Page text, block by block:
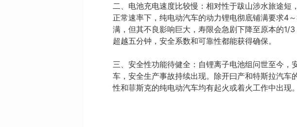
二、电池充电速度比较慢：相对性于跋山涉水旅途
正常速率下，纯电动汽车的动力锂电彻底铺满要求4
满，但其不良影响巨大，寿限会急剧下降至原本的1/
超越五分钟，安全系数和可靠性都能获得确保。
三、安全性功能待健全：自锂离子电池组问世至今
车，安全生产事故持续出现。除开曰产和特斯拉汽
性和菲斯克的纯电动汽车均有起火或着火工作中出现。